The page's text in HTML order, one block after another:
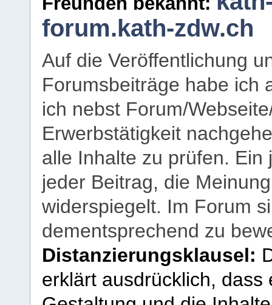
forum.kath-zdw.ch
Auf die Veröffentlichung
Forumsbeiträge habe ich
ich nebst Forum/
Erwerbstätigkeit
alle Inhalte zu prüfen.
jeder Beitrag, die
widerspiegelt. Im Forum
dementsprechend zu
Distanzierungsklausel:
erklärt ausdrücklich,